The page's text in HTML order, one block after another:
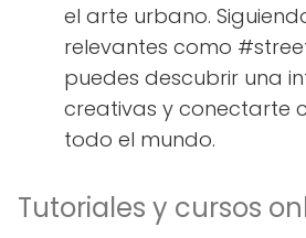
el arte urbano.
relevantes como
puedes descubrir una
creativas y conectarte
todo el mundo.
Tutoriales y cursos